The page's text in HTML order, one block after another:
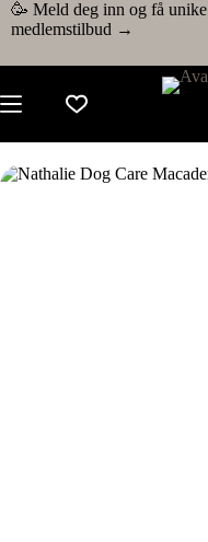
🥳 Meld deg inn og få unike
medlemstilbud →